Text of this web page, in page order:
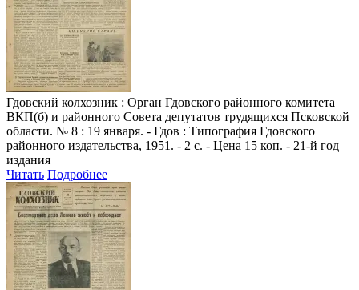
Гдовский колхозник : Орган Гдовского районного комитета
ВКП(б) и районного Совета депутатов трудящихся Псковской
области. № 8 : 19 января. - Гдов : Типография Гдовского
районного издательства, 1951. - 2 с. - Цена 15 коп. - 21-й год
издания
Читать Подробнее